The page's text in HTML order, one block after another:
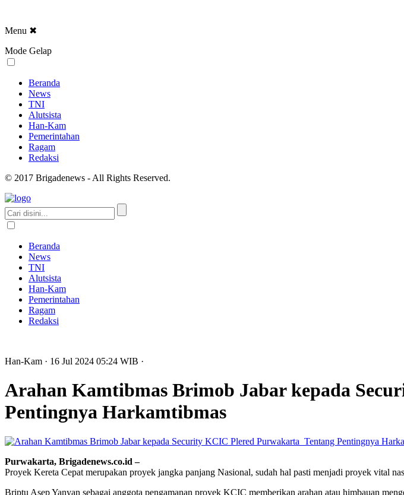
Menu ✖
Mode Gelap
Beranda
News
TNI
Alutsista
Han-Kam
Pemerintahan
Ragam
Redaksi
© 2017 Brigadenews - All Rights Reserved.
Beranda
News
TNI
Alutsista
Han-Kam
Pemerintahan
Ragam
Redaksi
Han-Kam · 16 Jul 2024 05:24 WIB ·
Arahan Kamtibmas Brimob Jabar kepada
Pentingnya Harkamtibmas
Purwakarta, Brigadenews.co.id –
Proyek Kereta Cepat merupakan proyek jangka panjang Nasional, sudah hal pasti menjadi proyek vital
Briptu Asep Yanyan sebagai anggota pengamanan proyek KCIC memberikan arahan atau himbauan